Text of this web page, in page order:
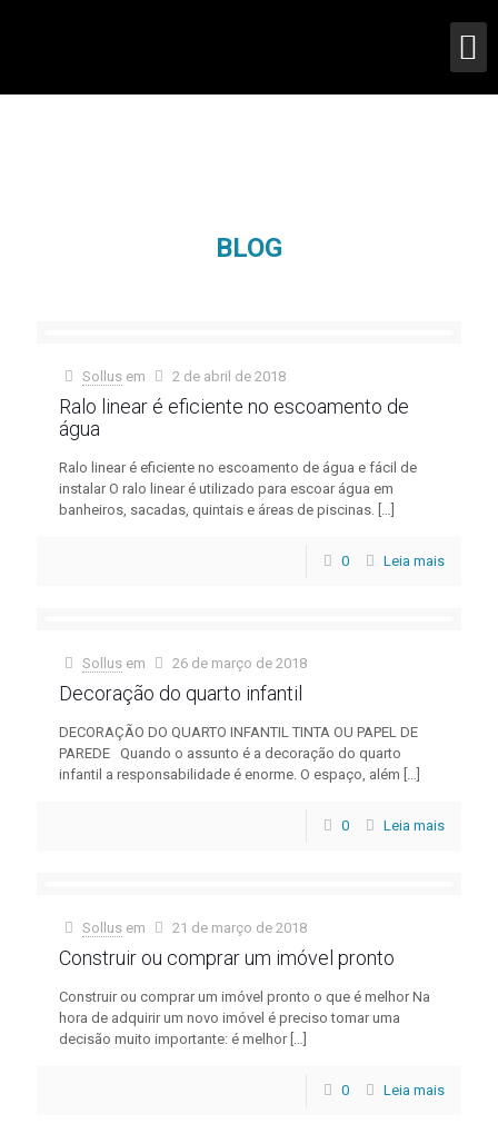
BLOG
Sollus em 2 de abril de 2018
Ralo linear é eficiente no escoamento de
água
Ralo linear é eficiente no escoamento de água e fácil de
instalar O ralo linear é utilizado para escoar água em
banheiros, sacadas, quintais e áreas de piscinas. […]
0 Leia mais
Sollus em 26 de março de 2018
Decoração do quarto infantil
DECORAÇÃO DO QUARTO INFANTIL TINTA OU PAPEL DE
PAREDE Quando o assunto é a decoração do quarto
infantil a responsabilidade é enorme. O espaço, além […]
0 Leia mais
Sollus em 21 de março de 2018
Construir ou comprar um imóvel pronto
Construir ou comprar um imóvel pronto o que é melhor Na
hora de adquirir um novo imóvel é preciso tomar uma
decisão muito importante: é melhor[…]
0 Leia mais